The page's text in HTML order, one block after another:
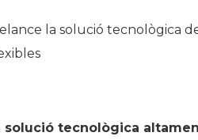
la solució tecnològica
solució tecnològica